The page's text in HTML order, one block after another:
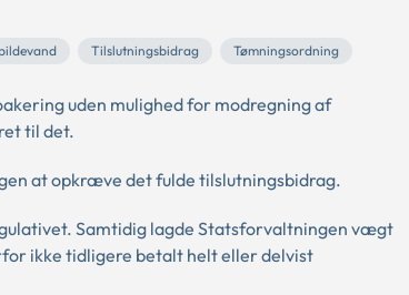
Tilslutningsbidrag Tømningsordning
uden mulighed for modregning af
til det.
at opkræve det fulde tilslutningsbidrag.
Samtidig lagde Statsforvaltningen vægt
ikke tidligere betalt helt eller delvist